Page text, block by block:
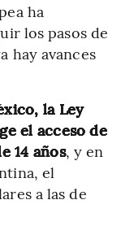
ha
los pasos de
hay avances
la Ley
el acceso de
14 años, y en
el
a las de